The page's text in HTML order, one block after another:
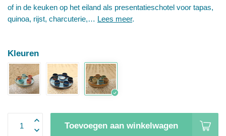
of in de keuken op het eiland als presentatieschotel voor tapas,
quinoa, rijst, charcuterie,… Lees meer.
Kleuren
Toevoegen aan winkelwagen